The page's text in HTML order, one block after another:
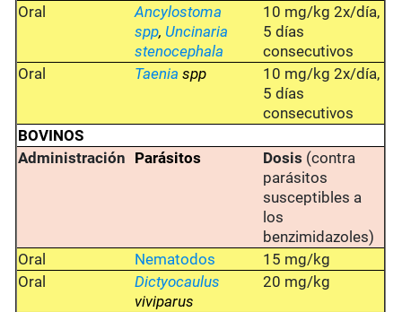
Oral
Ancylostoma
spp, Uncinaria
stenocephala
10 mg/kg 2x/día,
5 días
consecutivos
Oral
Taenia spp
10 mg/kg 2x/día,
5 días
consecutivos
BOVINOS
Administración Parásitos Dosis (contra
parásitos
susceptibles a
los
benzimidazoles)
Oral
Nematodos
15 mg/kg
Oral
Dictyocaulus
viviparus
20 mg/kg